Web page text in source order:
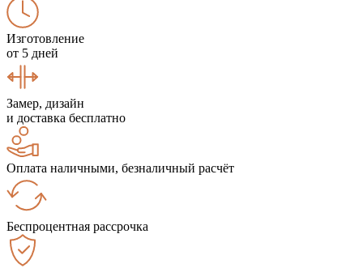
Изготовление
от 5 дней
Замер, дизайн
и доставка бесплатно
Оплата наличными, безналичный расчёт
Беспроцентная рассрочка